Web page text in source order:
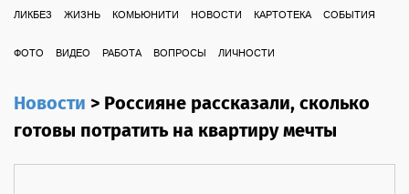
ЛИКБЕЗ ЖИЗНЬ КОМЬЮНИТИ НОВОСТИ КАРТОТЕКА СОБЫТИЯ
ФОТО ВИДЕО РАБОТА ВОПРОСЫ ЛИЧНОСТИ
Новости>Россияне рассказали, сколько
готовы потратить на квартиру мечты